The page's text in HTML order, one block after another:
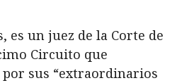
es un juez de la Corte de
Circuito que
sus “extraordinarios